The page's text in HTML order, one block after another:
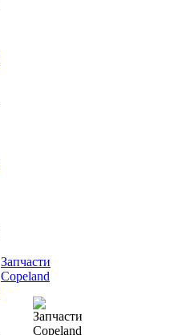
Запчасти
Copeland